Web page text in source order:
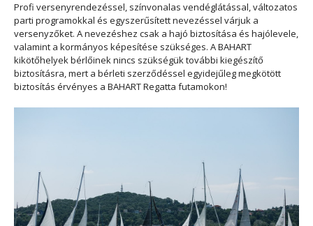
Profi versenyrendezéssel, színvonalas vendéglátással, változatos
parti programokkal és egyszerűsített nevezéssel várjuk a
versenyzőket. A nevezéshez csak a hajó biztosítása és hajólevele,
valamint a kormányos képesítése szükséges. A BAHART
kikötőhelyek bérlőinek nincs szükségük további kiegészítő
biztosításra, mert a bérleti szerződéssel egyidejűleg megkötött
biztosítás érvényes a BAHART Regatta futamokon!